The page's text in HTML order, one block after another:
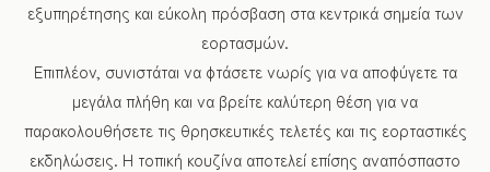
εξυπηρέτησης και εύκολη πρόσβαση στα κεντρικά σημεία των
εορτασμών.
Επιπλέον, συνιστάται να φτάσετε νωρίς για να αποφύγετε τα
μεγάλα πλήθη και να βρείτε καλύτερη θέση για να
παρακολουθήσετε τις θρησκευτικές τελετές και τις εορταστικές
εκδηλώσεις. Η τοπική κουζίνα αποτελεί επίσης αναπόσπαστο